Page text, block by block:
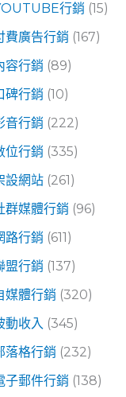
行銷 (15)
費廣告行銷 (167)
容行銷 (89)
碑行銷 (10)
音行銷 (222)
位行銷 (335)
設網站(261)
群媒體行銷 (96)
路行銷 (611)
盟行銷 (137)
媒體行銷 (320)
動收入 (345)
落格行銷 (232)
子郵件行銷 (138)